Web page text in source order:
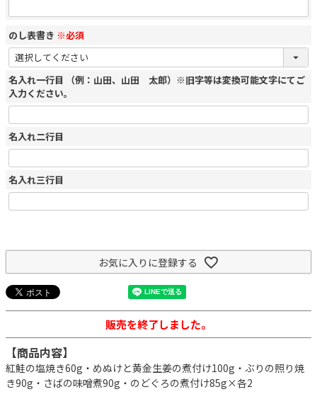
のし表書き ※必須
名入れ一行目 （例：山田、山田 太郎）※旧字等は変換可能文字にてご
入力ください。
名入れ二行目
名入れ三行目
お気に入りに登録する
販売を終了しました。
【商品内容】
紅鮭の塩焼き60g・めぬけと黄金生姜の煮付け100g・ぶりの照り焼
き90g・さばの味噌煮90g・のどぐろの煮付け85g×各2